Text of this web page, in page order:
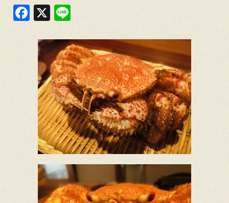
F
a
c
e
b
o
o
k
X
e